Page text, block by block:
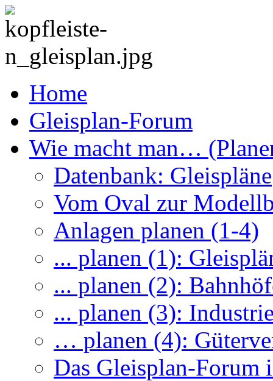
Home
Gleisplan-Forum
Wie macht man…
Datenbank: Gleispläne
Vom Oval zur
Anlagen planen (1-4)
... planen (1):
... planen (2):
... planen (3):
… planen (4):
Das Gleisplan-Forum